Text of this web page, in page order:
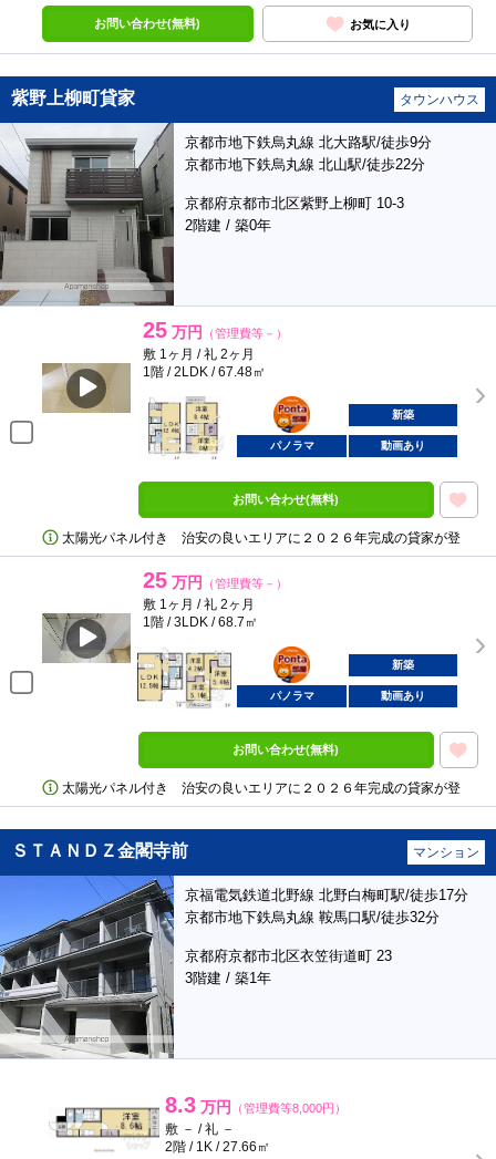
お問い合わせ(無料) お気に入り
紫野上柳町貸家 タウンハウス
京都市地下鉄烏丸線 北大路駅/徒歩9分
京都市地下鉄烏丸線 北山駅/徒歩22分
京都府京都市北区紫野上柳町 10-3
2階建 / 築0年
25 万円 （管理費等－）
敷 1ヶ月 / 礼 2ヶ月
1階 / 2LDK / 67.48㎡
ポンタ
部屋
新築
パノラマ 動画あり
お問い合わせ(無料)
太陽光パネル付き 治安の良いエリアに２０２６年完成の貸家が登
25 万円 （管理費等－）
敷 1ヶ月 / 礼 2ヶ月
1階 / 3LDK / 68.7㎡
ポンタ
部屋
新築
パノラマ 動画あり
お問い合わせ(無料)
太陽光パネル付き 治安の良いエリアに２０２６年完成の貸家が登
ＳＴＡＮＤＺ金閣寺前 マンション
京福電気鉄道北野線 北野白梅町駅/徒歩17分
京都市地下鉄烏丸線 鞍馬口駅/徒歩32分
京都府京都市北区衣笠街道町 23
3階建 / 築1年
8.3 万円 （管理費等8,000円）
敷 － / 礼 －
2階 / 1K / 27.66㎡